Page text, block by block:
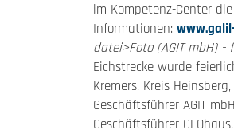
im Kompetenz-Center
Informationen:
datei>Foto (AGIT mbH) -
Eichstrecke wurde
Kremers, Kreis
Geschäftsführer AGIT
Geschäftsführer